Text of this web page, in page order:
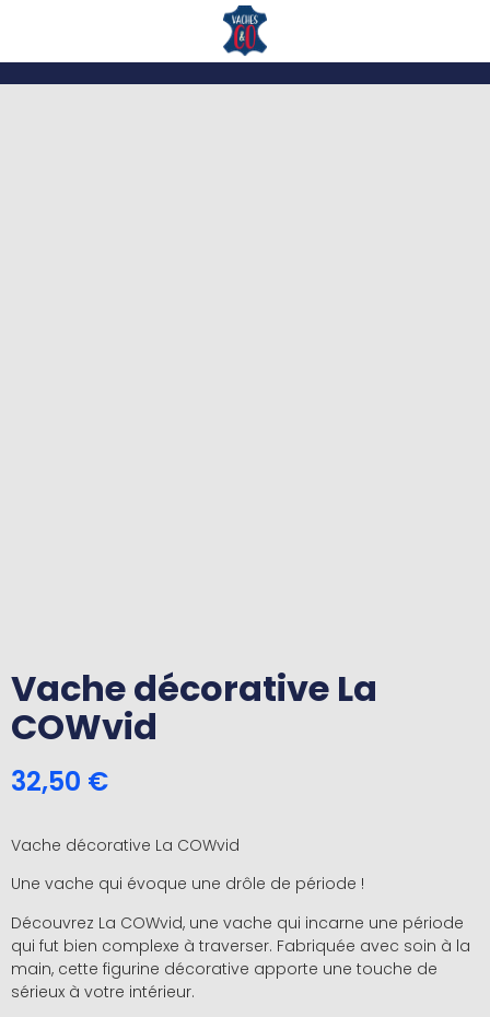
Vache décorative La
COWvid
32,50 €
Vache décorative La COWvid
Une vache qui évoque une drôle de période !
Découvrez La COWvid, une vache qui incarne une période
qui fut bien complexe à traverser. Fabriquée avec soin à la
main, cette figurine décorative apporte une touche de
sérieux à votre intérieur.